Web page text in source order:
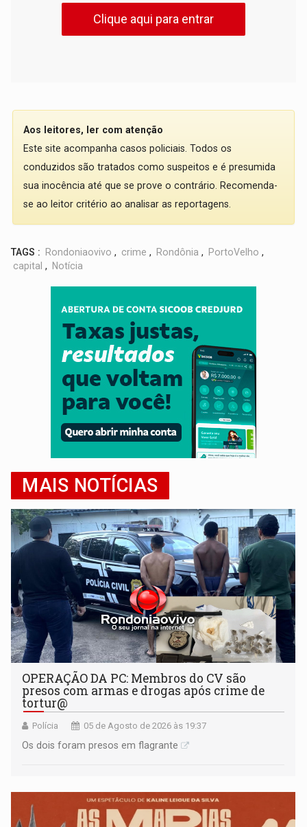
Clique aqui para entrar
Aos leitores, ler com atenção
Este site acompanha casos policiais. Todos os
conduzidos são tratados como suspeitos e é presumida
sua inocência até que se prove o contrário. Recomenda-
se ao leitor critério ao analisar as reportagens.
TAGS : Rondoniaovivo , crime , Rondônia , PortoVelho ,
capital , Notícia
MAIS NOTÍCIAS
OPERAÇÃO DA PC: Membros do CV são
presos com armas e drogas após crime de
tortur@
Polícia 05 de Agosto de 2026 às 19:37
Os dois foram presos em flagrante